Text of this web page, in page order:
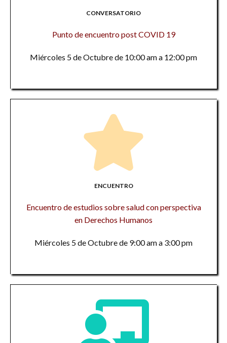
CONVERSATORIO
Punto de encuentro post COVID 19
Miércoles 5 de Octubre de 10:00 am a 12:00 pm
ENCUENTRO
Encuentro de estudios sobre salud con perspectiva
en Derechos Humanos
Miércoles 5 de Octubre de 9:00 am a 3:00 pm